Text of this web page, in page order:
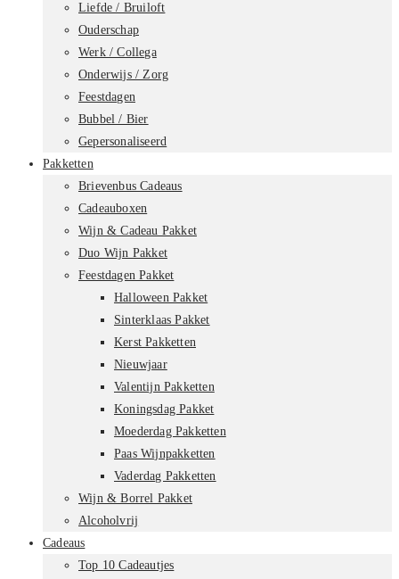
Liefde / Bruiloft
Ouderschap
Werk / Collega
Onderwijs / Zorg
Feestdagen
Bubbel / Bier
Gepersonaliseerd
Pakketten
Brievenbus Cadeaus
Cadeauboxen
Wijn & Cadeau Pakket
Duo Wijn Pakket
Feestdagen Pakket
Halloween Pakket
Sinterklaas Pakket
Kerst Pakketten
Nieuwjaar
Valentijn Pakketten
Koningsdag Pakket
Moederdag Pakketten
Paas Wijnpakketten
Vaderdag Pakketten
Wijn & Borrel Pakket
Alcoholvrij
Cadeaus
Top 10 Cadeautjes